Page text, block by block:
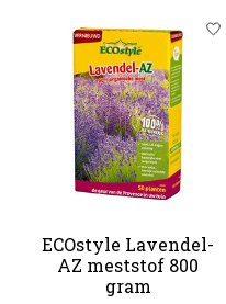
ECOstyle Lavendel-
AZ meststof 800
gram